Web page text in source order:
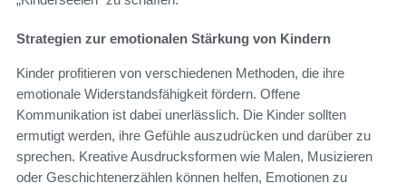
Strategien zur emotionalen Stärkung von Kindern
Kinder profitieren von verschiedenen Methoden, die ihre
emotionale Widerstandsfähigkeit fördern. Offene
Kommunikation ist dabei unerlässlich. Die Kinder sollten
ermutigt werden, ihre Gefühle auszudrücken und darüber zu
sprechen. Kreative Ausdrucksformen wie Malen, Musizieren
oder Geschichtenerzählen können helfen, Emotionen zu